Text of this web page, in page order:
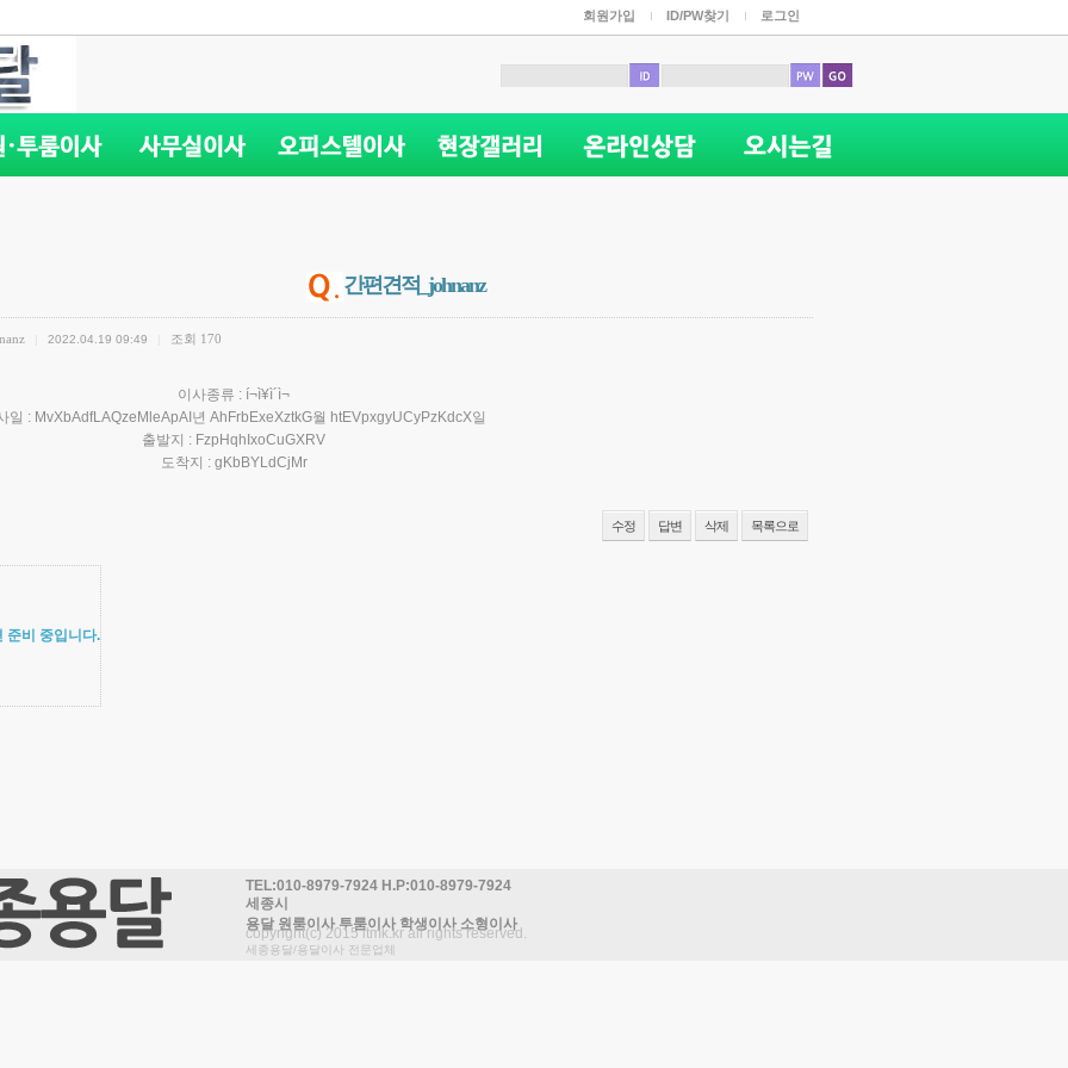
회원가입 ID/PW찾기 로그인
간편견적_johnanz
2022.04.19 09:49 조회 170
이사종류 : í¬ì¥ì´ì¬
일 : MvXbAdfLAQzeMleApAI년 AhFrbExeXztkG월 htEVpxgyUCyPzKdcX일
출발지 : FzpHqhIxoCuGXRV
도착지 : gKbBYLdCjMr
수정 답변 삭제 목록으로
준비 중입니다.
TEL:010-8979-7924 H.P:010-8979-7924
세종시
용달 원룸이사 투룸이사 학생이사 소형이사
copyright(c) 2015 itmk.kr all rights reserved.
세종용달/용달이사 전문업체